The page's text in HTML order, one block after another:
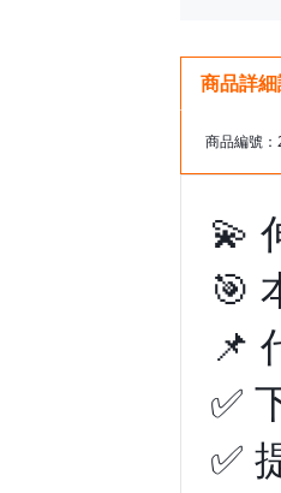
商品詳
商品編號
💫
🎯
📌
✅
✅